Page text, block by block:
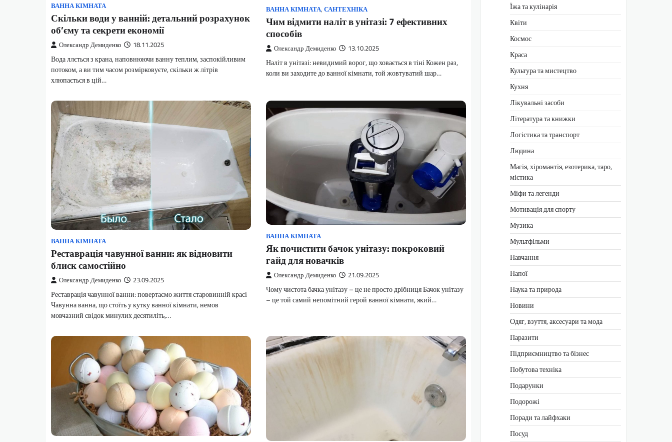
ВАННА КІМНАТА
Скільки води у ванній: детальний розрахунок
об’єму та секрети економії
Олександр Демиденко 18.11.2025
Вода ллється з крана, наповнюючи ванну теплим, заспокійливим
потоком, а ви тим часом розмірковуєте, скільки ж літрів
хлюпається в цій…
ВАННА КІМНАТА, САНТЕХНІКА
Чим відмити наліт в унітазі: 7 ефективних
способів
Олександр Демиденко 13.10.2025
Наліт в унітазі: невидимий ворог, що ховається в тіні Кожен раз,
коли ви заходите до ванної кімнати, той жовтуватий шар…
ВАННА КІМНАТА
Реставрація чавунної ванни: як відновити
блиск самостійно
Олександр Демиденко 23.09.2025
Реставрація чавунної ванни: повертаємо життя старовинній красі
Чавунна ванна, що стоїть у кутку ванної кімнати, немов
мовчазний свідок минулих десятиліть,…
ВАННА КІМНАТА
Як почистити бачок унітазу: покроковий
гайд для новачків
Олександр Демиденко 21.09.2025
Чому чистота бачка унітазу – це не просто дрібниця Бачок унітазу
– це той самий непомітний герой ванної кімнати, який…
Їжа та кулінарія
Квіти
Космос
Краса
Культура та мистецтво
Кухня
Лікувальні засоби
Література та книжки
Логістика та транспорт
Людина
Магія, хіромантія, езотерика, таро,
містика
Міфи та легенди
Мотивація для спорту
Музика
Мультфільми
Навчання
Напої
Наука та природа
Новини
Одяг, взуття, аксесуари та мода
Паразити
Підприємництво та бізнес
Побутова техніка
Подарунки
Подорожі
Поради та лайфхаки
Посуд